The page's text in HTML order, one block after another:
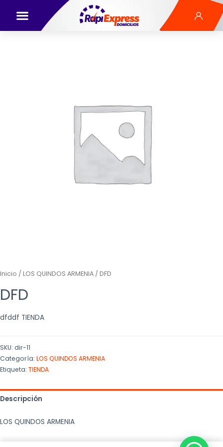
Inicio / LOS QUINDOS ARMENIA / DFD
DFD
dfddf TIENDA
SKU: dir-11
Categoría: LOS QUINDOS ARMENIA
Etiqueta: TIENDA
Descripción
LOS QUINDOS ARMENIA